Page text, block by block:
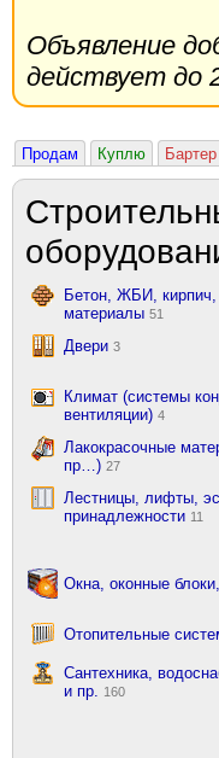
Объявление
действует до
Продам Куплю Бартер
Бетон, ЖБИ, кирпич,
материалы 51
Двери 3
Климат (системы
вентиляции) 4
Лакокрасочные
пр…) 27
Лестницы, лифты,
принадлежности 11
Окна, оконные
Отопительные
Сантехника,
и пр.
160